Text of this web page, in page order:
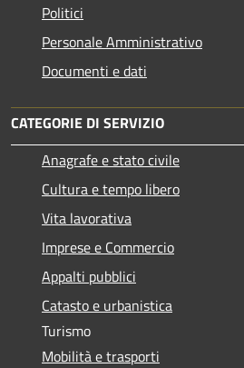
Politici
Personale Amministrativo
Documenti e dati
CATEGORIE DI SERVIZIO
Anagrafe e stato civile
Cultura e tempo libero
Vita lavorativa
Imprese e Commercio
Appalti pubblici
Catasto e urbanistica
Turismo
Mobilità e trasporti